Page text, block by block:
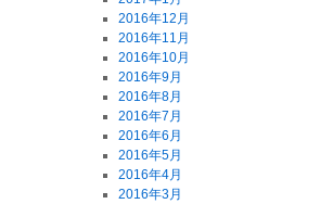
2016年12月
2016年11月
2016年10月
2016年9月
2016年8月
2016年7月
2016年6月
2016年5月
2016年4月
2016年3月